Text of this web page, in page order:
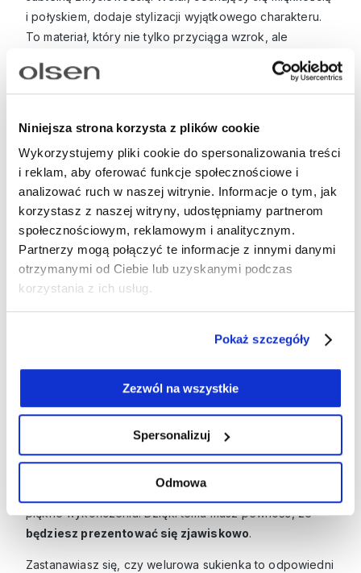
Niniejsza strona korzysta z plików cookie
Wykorzystujemy pliki cookie do spersonalizowania treści
i reklam, aby oferować funkcje społecznościowe i
analizować ruch w naszej witrynie. Informacje o tym, jak
korzystasz z naszej witryny, udostępniamy partnerom
społecznościowym, reklamowym i analitycznym.
Partnerzy mogą połączyć te informacje z innymi danymi
otrzymanymi od Ciebie lub uzyskanymi podczas
korzystania z ich usług.
Pokaż szczegóły
Zezwól na wszystkie
Spersonalizuj
Odmowa
i połyskiem, dodaje stylizacji wyjątkowego charakteru.
To materiał, który nie tylko przyciąga wzrok, ale
zapewnia też pełny komfort noszenia. Nic więc
dziwnego, że
sukienki welurowe od lat nie wychodzą
z mody.
Przyjęcie w eleganckim lokalu? Wyjście do teatru? A
może randka w modnej restauracji? Sukienkę welurową
można założyć na wiele ważnych okazji. Doskonale
sprawdzi się podczas sylwestrowej nocy, imprezy
firmowej, a także rodzinnej uroczystości. Kluczem do
zachwycającego looku jest dobór odpowiedniego kroju
i koloru kreacji. Co istotne, nie musisz decydować się na
dużą ilość akcesoriów i dodatków.Sukienki damskie
welurowe same w sobie są bardzo efektowne i
pozwalają zabłysnąć w towarzystwiebez większego
W Olsen znajdziesz sukienki welurowe damskie o
różnych krojach. Oferujemy modele, które doskonale
podkreślają elegancki charakter okazji i skutecznie
piękne wykończenia. Dzięki temu masz pewność, że
będziesz prezentować się zjawiskowo.
Zastanawiasz się, czy welurowa sukienka to odpowiedni